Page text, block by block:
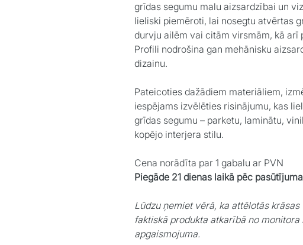
grīdas segumu malu aizsardzībai un
lieliski piemēroti, lai nosegtu atvērtas
durvju ailēm vai citām virsmām, kā arī
Profili nodrošina gan mehānisku
dizainu.
Pateicoties dažādiem materiāliem,
iespējams izvēlēties risinājumu, kas
grīdas segumu – parketu, laminātu,
kopējo interjera stilu.
Cena norādīta par 1 gabalu ar PVN
Piegāde 21 dienas laikā pēc
Lūdzu ņemiet vērā, ka attēlotās
faktiskā produkta atkarībā no
apgaismojuma.